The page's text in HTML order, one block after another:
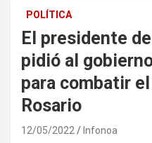
POLÍTICA
El presidente
pidió al
para combatir
Rosario
12/05/2022 Infonoa